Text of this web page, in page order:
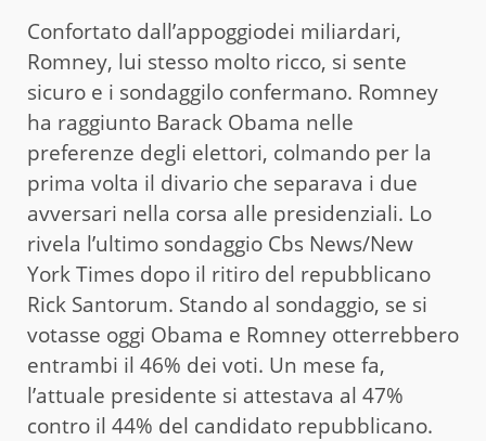
Confortato dall’appoggiodei miliardari,
Romney, lui stesso molto ricco, si sente
sicuro e i sondaggilo confermano. Romney
ha raggiunto Barack Obama nelle
preferenze degli elettori, colmando per la
prima volta il divario che separava i due
avversari nella corsa alle presidenziali. Lo
rivela l’ultimo sondaggio Cbs News/New
York Times dopo il ritiro del repubblicano
Rick Santorum. Stando al sondaggio, se si
votasse oggi Obama e Romney otterrebbero
entrambi il 46% dei voti. Un mese fa,
l’attuale presidente si attestava al 47%
contro il 44% del candidato repubblicano.